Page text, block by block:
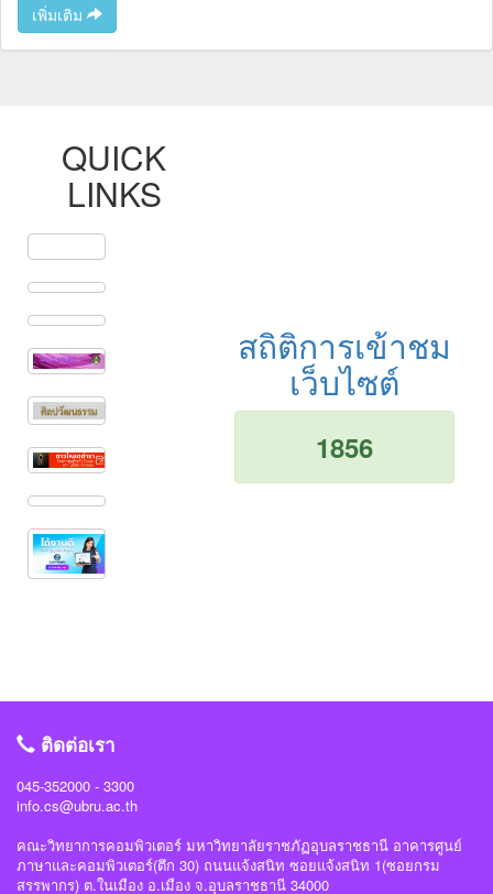
เพิ่มเติม
QUICK
LINKS
สถิติการเข้าชม
เว็บไซต์
1856
ติดต่อเรา
045-352000 - 3300
info.cs@ubru.ac.th
คณะวิทยาการคอมพิวเตอร์ มหาวิทยาลัยราชภัฏอุบลราชธานี อาคารศูนย์
ภาษาและคอมพิวเตอร์(ตึก 30) ถนนแจ้งสนิท ซอยแจ้งสนิท 1(ซอยกรม
สรรพากร) ต.ในเมือง อ.เมือง จ.อุบลราชธานี 34000